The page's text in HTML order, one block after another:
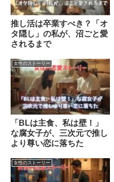
推し活は卒業すべき？「オ
タ隠し」の私が、沼ごと愛
されるまで
女性のストーリー
「BLは主食、私は壁！」
な腐女子が、三次元で推し
より尊い恋に落ちた
女性のストーリー